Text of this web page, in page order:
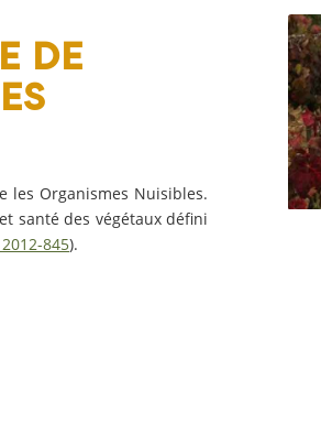
DE
les Organismes Nuisibles.
santé des végétaux défini
2012-845).